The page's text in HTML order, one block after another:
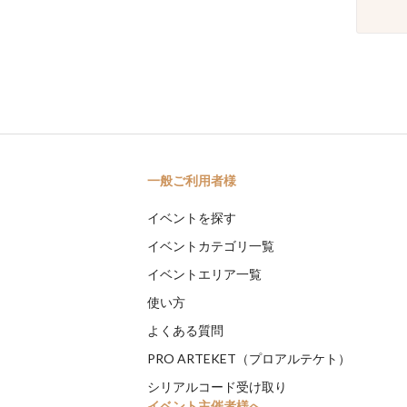
一般ご利用者様
イベントを探す
イベントカテゴリ一覧
イベントエリア一覧
使い方
よくある質問
PRO ARTEKET（プロアルテケト）
シリアルコード受け取り